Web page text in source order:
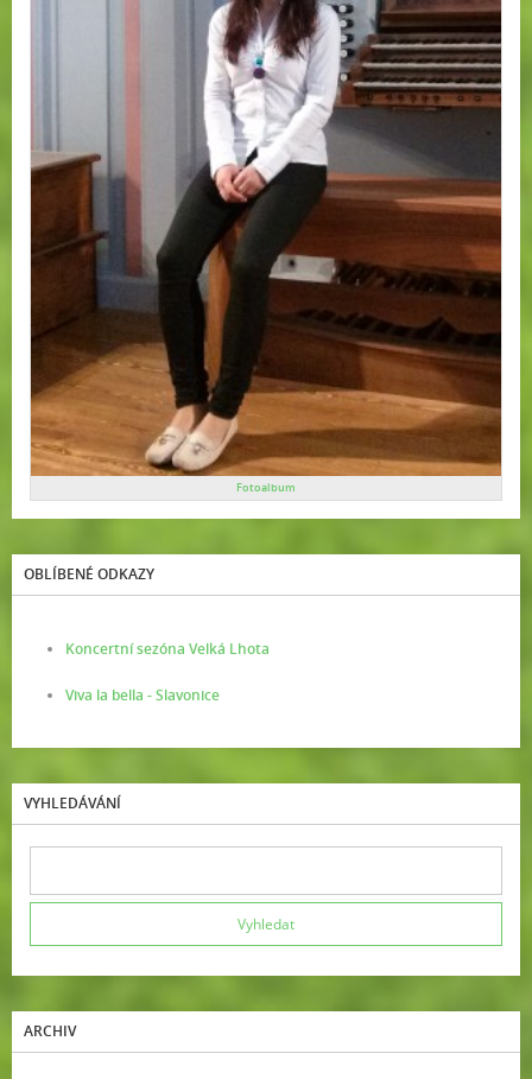
Fotoalbum
OBLÍBENÉ ODKAZY
Koncertní sezóna Velká Lhota
Viva la bella - Slavonice
VYHLEDÁVÁNÍ
ARCHIV